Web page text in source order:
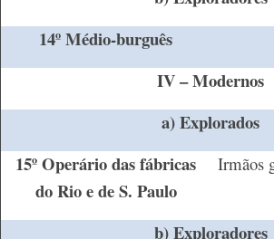
14º Médio-burguês
IV – Modernos
a) Explorados
15º Operário das fábricas
do Rio e de S. Paulo
Irmãos
b) Exploradores